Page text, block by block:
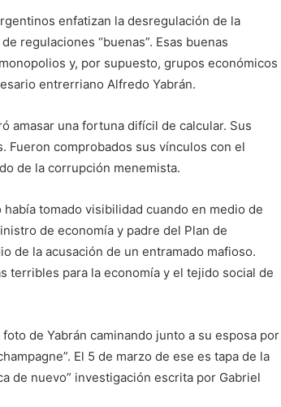
enfatizan la desregulación de la
regulaciones “buenas”. Esas buenas
y, por supuesto, grupos económicos
entrerriano Alfredo Yabrán.
amasar una fortuna difícil de calcular. Sus
Fueron comprobados sus vínculos con el
de la corrupción menemista.
tomado visibilidad cuando en medio de
de economía y padre del Plan de
de la acusación de un entramado mafioso.
terribles para la economía y el tejido social de
de Yabrán caminando junto a su esposa por
El 5 de marzo de ese es tapa de la
de nuevo” investigación escrita por Gabriel